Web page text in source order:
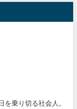
を乗り切る社会人。